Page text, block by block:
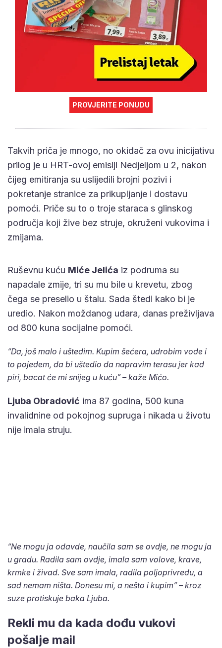
PROVJERITE PONUDU
Takvih priča je mnogo, no okidač za ovu inicijativu
prilog je u HRT-ovoj emisiji Nedjeljom u 2, nakon
čijeg emitiranja su uslijedili brojni pozivi i
pokretanje stranice za prikupljanje i dostavu
pomoći. Priče su to o troje staraca s glinskog
područja koji žive bez struje, okruženi vukovima i
zmijama.
Ruševnu kuću Miće Jelića iz podruma su
napadale zmije, tri su mu bile u krevetu, zbog
čega se preselio u štalu. Sada štedi kako bi je
uredio. Nakon moždanog udara, danas preživljava
od 800 kuna socijalne pomoći.
“Da, još malo i uštedim. Kupim šećera, udrobim vode i
to pojedem, da bi uštedio da napravim terasu jer kad
piri, bacat će mi snijeg u kuću” – kaže Mićo.
Ljuba Obradović ima 87 godina, 500 kuna
invalidnine od pokojnog supruga i nikada u životu
nije imala struju.
“Ne mogu ja odavde, naučila sam se ovdje, ne mogu ja
u gradu. Radila sam ovdje, imala sam volove, krave,
krmke i živad. Sve sam imala, radila poljoprivredu, a
sad nemam ništa. Donesu mi, a nešto i kupim” – kroz
suze protiskuje baka Ljuba.
Rekli mu da kada dođu vukovi
pošalje mail